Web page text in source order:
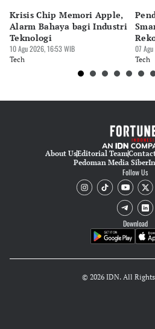
Editor
Bonardo Maulana
Eko Wahyudi
Krisis Chip Memori Apple,
Alarm Bahaya bagi Industri
Teknologi
10 Agu 2026, 16:53 WIB
Tech
07
Tech
About UsEditorial Team
Pedoman Media Siber
Follow Us
Download
© 2026 IDN. All